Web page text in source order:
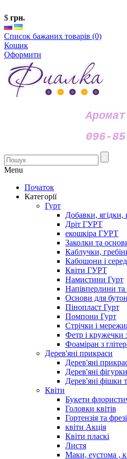
$ грн.
Список бажаних товарів (0)
Кошик
Оформити
096-
Menu
Початок
Категорії
Гурт
Добавки,
Дріт ГУРТ
екошкіра ГУРТ
Заколки та
Каблучки,
Кабошони і
Квіти ГУРТ
Намистини Гурт
Напівперлини та
Основи для
Пінопласт Гурт
Помпони Гурт
Стрічки і
Фетр і кружечки
Фоаміран з
Дерев'яні прикраси
Дерев'яні
Дерев'яні фігурки
Дерев'яні фішки
Квіти
Букети
Головки квітів
Гортензія та
квіти Акція
Квіти пласкі
Листя
Маки, еустома ,